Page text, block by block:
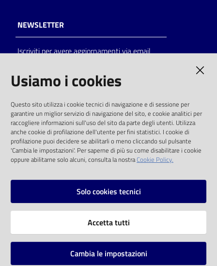
on line
Eventi
Chiedi al
bibliotecario
Avvisi
NEWSLETTER
Iscriviti per avere aggiornamenti via email
solo alle condizioni previste dalla direttiva
comunitaria 2003/98/CE e dal d.lgs. 36/2006
SOCIAL
Instagram
Vai alla pagina
Usiamo i cookies
Questo sito utilizza i cookie tecnici di navigazione e di sessione per
garantire un miglior servizio di navigazione del sito, e cookie analitici per
raccogliere informazioni sull'uso del sito da parte degli utenti. Utilizza
anche cookie di profilazione dell'utente per fini statistici. I cookie di
profilazione puoi decidere se abilitarli o meno cliccando sul pulsante
'Cambia le impostazioni'. Per saperne di più su come disabilitare i cookie
oppure abilitarne solo alcuni, consulta la nostraCookie Policy.
Solo cookies tecnici
Accetta tutti
Cambia le impostazioni